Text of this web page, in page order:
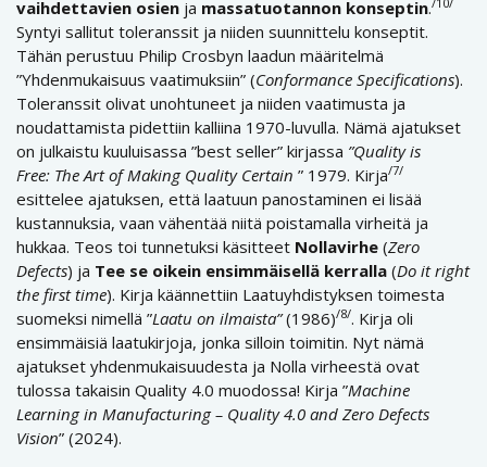
vaihdettavien osien ja massatuotannon konseptin.
Syntyi sallitut toleranssit ja niiden suunnittelu konseptit.
Tähän perustuu Philip Crosbyn laadun määritelmä
”Yhdenmukaisuus vaatimuksiin” (Conformance Specifications).
Toleranssit olivat unohtuneet ja niiden vaatimusta ja
noudattamista pidettiin kalliina 1970-luvulla. Nämä ajatukset
on julkaistu kuuluisassa ”best seller” kirjassa ”Quality is
Free: The Art of Making Quality Certain ” 1979. Kirja/7/
esittelee ajatuksen, että laatuun panostaminen ei lisää
kustannuksia, vaan vähentää niitä poistamalla virheitä ja
hukkaa. Teos toi tunnetuksi käsitteet Nollavirhe (Zero
Defects) ja Tee se oikein ensimmäisellä kerralla (Do it right
the first time). Kirja käännettiin Laatuyhdistyksen toimesta
suomeksi nimellä ”Laatu on ilmaista”(1986)/8/. Kirja oli
ensimmäisiä laatukirjoja, jonka silloin toimitin. Nyt nämä
ajatukset yhdenmukaisuudesta ja Nolla virheestä ovat
tulossa takaisin Quality 4.0 muodossa! Kirja ”Machine
Learning in Manufacturing – Quality 4.0 and Zero Defects
Vision” (2024).